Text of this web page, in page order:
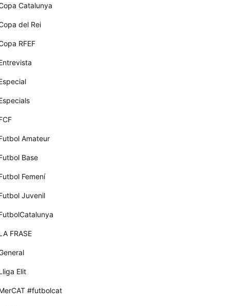
Catalunya
del Rei
RFEF
Amateur
Base
Femení
Juvenil
FRASE
Elit
#futbolcat